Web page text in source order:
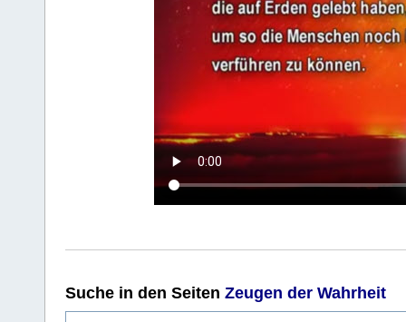
Suche in den Seiten Zeugen der Wahrheit